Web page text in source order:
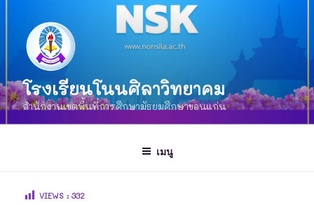
โรงเรียนโนนศิลาวิทยาคม
สำนักงานเขตพื้นที่การศึกษามัธยมศึกษาขอนแก่น
เมนู
VIEWS : 332